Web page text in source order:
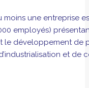
une entreprise
employés)
le développement de
et de